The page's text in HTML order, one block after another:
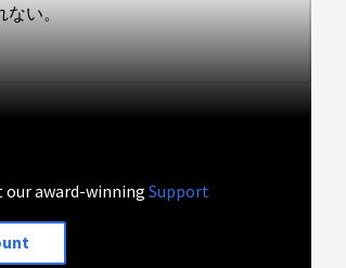
い。
our award-winningSupport